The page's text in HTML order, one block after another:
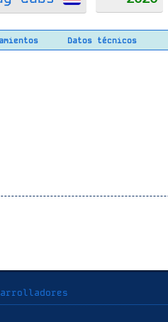
Datos técnicos